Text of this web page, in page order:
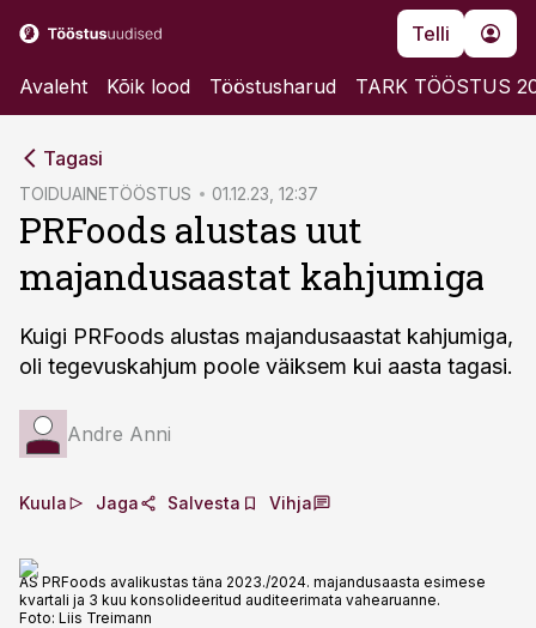
Telli
Avaleht Kõik lood Tööstusharud TARK TÖÖSTUS
Tagasi
TOIDUAINETÖÖSTUS 01.12.23, 12:37
PRFoods alustas uut
majandusaastat kahjumiga
Kuigi PRFoods alustas majandusaastat kahjumiga,
oli tegevuskahjum poole väiksem kui aasta tagasi.
Andre Anni
Kuula Jaga Salvesta Vihja
AS PRFoods avalikustas täna 2023./2024. majandusaasta esimese
kvartali ja 3 kuu konsolideeritud auditeerimata vahearuanne.
Foto: Liis Treimann